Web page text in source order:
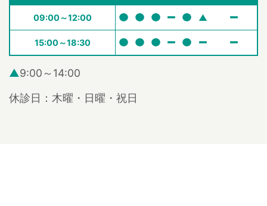
09:00～12:00 ▲
15:00～18:30
▲9:00～14:00
休診日：木曜・日曜・祝日